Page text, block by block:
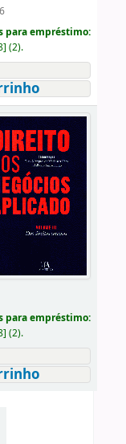
para empréstimo:
] (2).
para empréstimo:
] (2).